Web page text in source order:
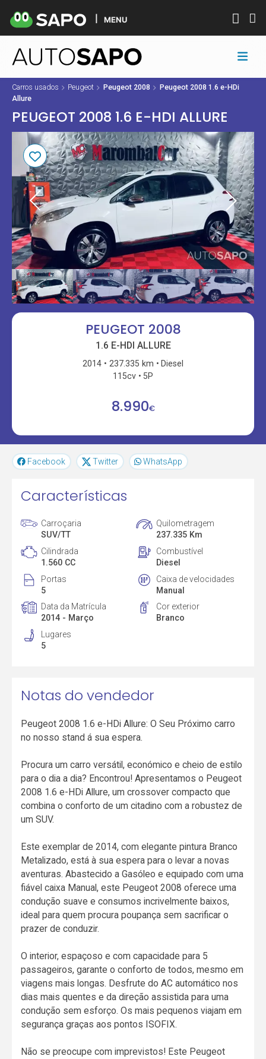
MENU
Carros usados Peugeot Peugeot 2008
Peugeot 2008 1.6 e-HDi
Allure
PEUGEOT 2008 1.6 E-HDI ALLURE
PEUGEOT 2008
1.6 E-HDI ALLURE
2014 237.335 km
Diesel
115cv
5P
8.990€
Facebook Twitter WhatsApp
Características
Carroçaria
SUV/TT
Quilometragem
237.335 Km
Cilindrada
1.560 CC
Combustível
Diesel
Portas
5
Caixa de velocidades
Manual
Data da Matrícula
2014 - Março
Cor exterior
Branco
Lugares
5
Notas do vendedor
Peugeot 2008 1.6 e-HDi Allure: O Seu Próximo carro
no nosso stand á sua espera.
Procura um carro versátil, económico e cheio de estilo
para o dia a dia? Encontrou! Apresentamos o Peugeot
2008 1.6 e-HDi Allure, um crossover compacto que
combina o conforto de um citadino com a robustez de
um SUV.
Este exemplar de 2014, com elegante pintura Branco
Metalizado, está à sua espera para o levar a novas
aventuras. Abastecido a Gasóleo e equipado com uma
fiável caixa Manual, este Peugeot 2008 oferece uma
condução suave e consumos incrivelmente baixos,
ideal para quem procura poupança sem sacrificar o
prazer de conduzir.
O interior, espaçoso e com capacidade para 5
passageiros, garante o conforto de todos, mesmo em
viagens mais longas. Desfrute do AC automático nos
dias mais quentes e da direção assistida para uma
condução sem esforço. Os mais pequenos viajam em
segurança graças aos pontos ISOFIX.
Não se preocupe com imprevistos! Este Peugeot